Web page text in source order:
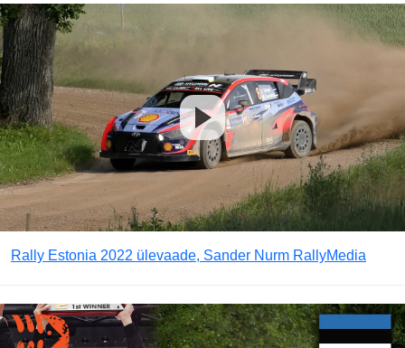
Rally Estonia 2022 ülevaade, Sander Nurm RallyMedia